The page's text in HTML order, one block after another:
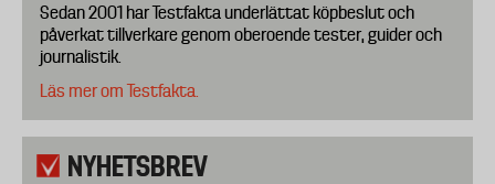
Sedan 2001 har Testfakta underlättat köpbeslut och
påverkat tillverkare genom oberoende tester, guider och
journalistik.
Läs mer om Testfakta.
NYHETSBREV